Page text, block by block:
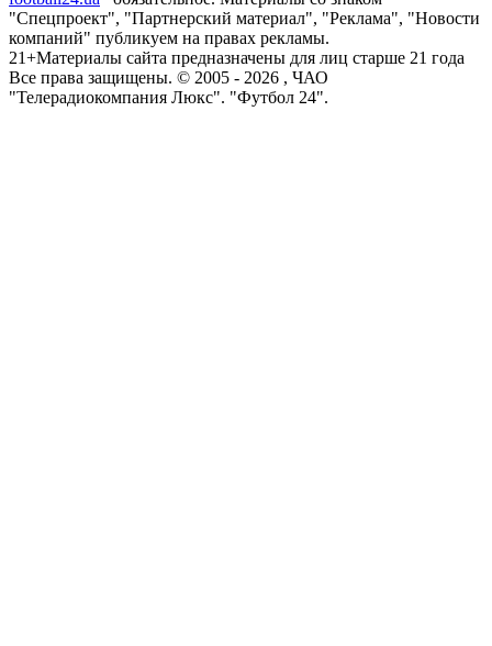
"Спецпроект", "Партнерский материал", "Реклама", "Новости
компаний" публикуем на правах рекламы.
21+Материалы сайта предназначены для лиц старше 21 года
Все права защищены. © 2005 - 2026 , ЧАО
"Телерадиокомпания Люкс". "Футбол 24".